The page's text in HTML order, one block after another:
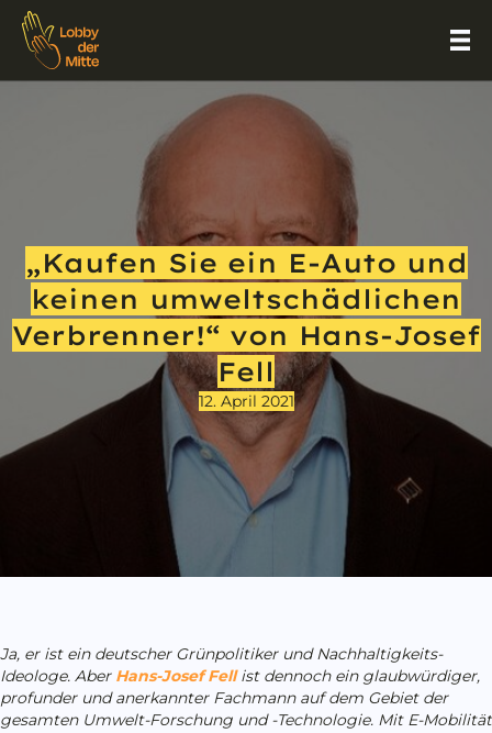
„Kaufen Sie ein E-Auto und
keinen umweltschädlichen
Verbrenner!“ von Hans-Josef
Fell
12. April 2021
Ja, er ist ein deutscher Grünpolitiker und Nachhaltigkeits-
Ideologe. Aber Hans-Josef Fellist dennoch ein glaubwürdiger,
profunder und anerkannter Fachmann auf dem Gebiet der
gesamten Umwelt-Forschung und -Technologie. Mit E-Mobilität